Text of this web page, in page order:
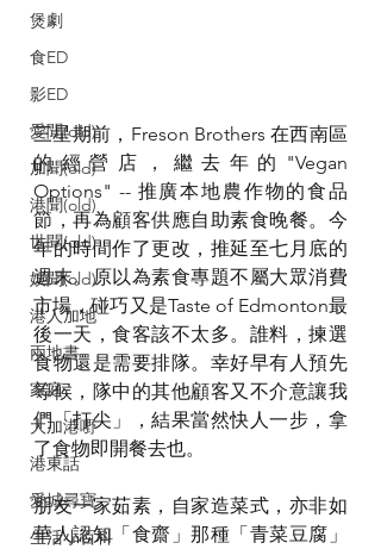
煲劇
食ED
影ED
愛聞(old)
加聞(old)
港聞(old)
世聞(old)
娛聞(old)
港人加地
兩地書
家庭
大加港嘢
港東話
愛城尋寶
生活小百科
三星期前，Freson Brothers 在西南區
的經營店，繼去年的"Vegan
Options" -- 推廣本地農作物的食品
節，再為顧客供應自助素食晚餐。今
年的時間作了更改，推延至七月底的
週末。原以為素食專題不屬大眾消費
市場，碰巧又是Taste of Edmonton最
後一天，食客該不太多。誰料，揀選
食物還是需要排隊。幸好早有人預先
等候，隊中的其他顧客又不介意讓我
們「打尖」，結果當然快人一步，拿
了食物即開餐去也。
朋友一家茹素，自家造菜式，亦非如
華人認知「食齋」那種「青菜豆腐」